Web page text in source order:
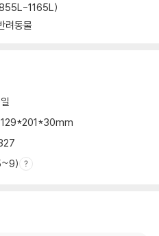
1165L)
려동물